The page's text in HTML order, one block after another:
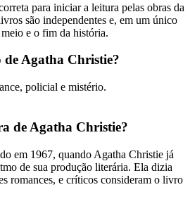
para iniciar a leitura pelas obras da
são independentes e, em um único
e o fim da história.
Agatha Christie?
policial e mistério.
de Agatha Christie?
em 1967, quando Agatha Christie já
de sua produção literária. Ela dizia
romances, e críticos consideram o livro